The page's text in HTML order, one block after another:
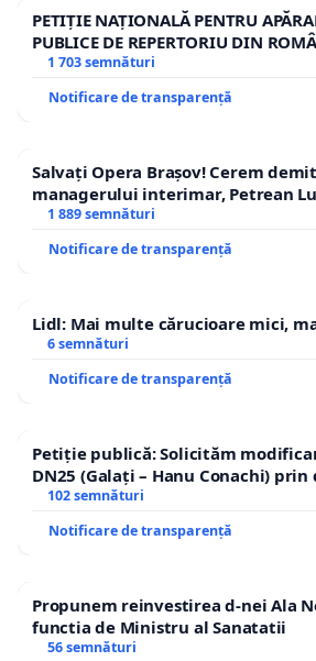
PETIȚIE NAȚIONALĂ PENTRU
PUBLICE DE REPERTORIU DIN
1 703 semnături
Notificare de transparență
Salvați Opera Brașov! Cerem
managerului interimar, Petrean
1 889 semnături
Notificare de transparență
Lidl: Mai multe cărucioare mici,
6 semnături
Notificare de transparență
Petiție publică: Solicităm
DN25 (Galați – Hanu Conachi) prin
traseului în afara localităților!
102 semnături
Notificare de transparență
Propunem reinvestirea d-nei Ala
functia de Ministru al Sanatatii
56 semnături